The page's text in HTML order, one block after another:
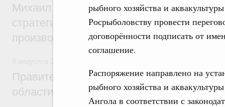
рыбного хозяйства и
Росрыболовству провести
договорённости подписать от
соглашение.
Распоряжение направлено на
рыбного хозяйства и
Ангола в соответствии с
Михаил Мишустин дал поручения по
стратегической сессии, посвящённой
производительности труда
Правительство увеличило объём
области в рамках федерального